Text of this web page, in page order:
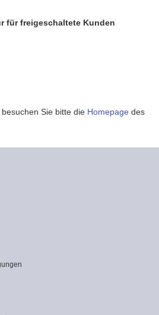
für freigeschaltete Kunden
Sie bitte die Homepage des